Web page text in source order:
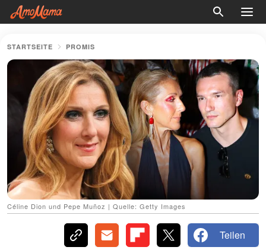
STARTSEITE PROMIS
Céline Dion und Pepe Muñoz | Quelle: Getty Images
Teilen